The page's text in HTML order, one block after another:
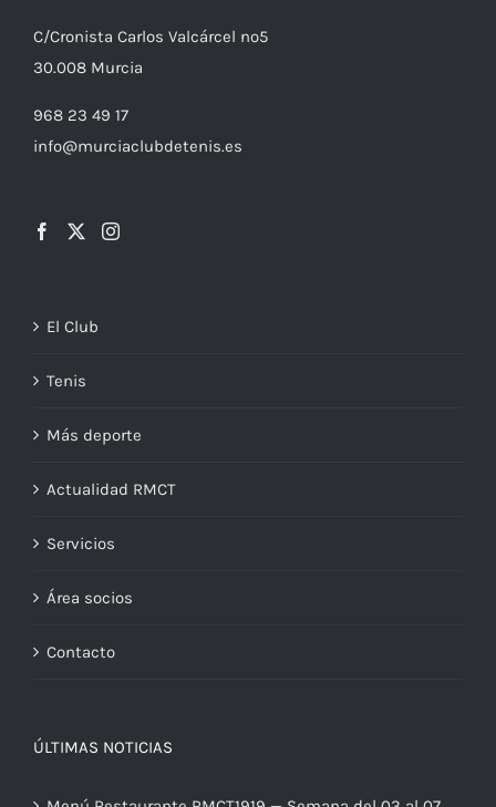
30.008 Murcia
El Club
Tenis
Más deporte
Actualidad RMCT
Servicios
Área socios
ÚLTIMAS NOTICIAS